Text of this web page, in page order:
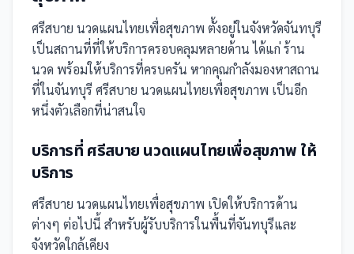
ศรีสบาย นวดแผนไทยเพื่อสุขภาพ ตั้งอยู่ในจังหวัดจันทบุรี
เป็นสถานที่ที่ให้บริการครอบคลุมหลายด้าน ได้แก่ ร้าน
นวด พร้อมให้บริการที่ครบครัน หากคุณกำลังมองหาสถาน
ที่ในจันทบุรี ศรีสบาย นวดแผนไทยเพื่อสุขภาพ เป็นอีก
หนึ่งตัวเลือกที่น่าสนใจ
บริการที่ ศรีสบาย นวดแผนไทยเพื่อสุขภาพ ให้
บริการ
ศรีสบาย นวดแผนไทยเพื่อสุขภาพ เปิดให้บริการด้าน
ต่างๆ ต่อไปนี้ สำหรับผู้รับบริการในพื้นที่จันทบุรีและ
จังหวัดใกล้เคียง